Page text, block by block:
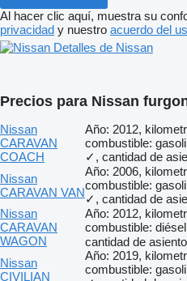
Al hacer clic aquí, muestra su
privacidad y nuestro acuerdo del
Detalles de Nissan
Precios para Nissan
Nissan
CARAVAN
COACH
Año: 2012,
combustible:
✓, cantidad de
Nissan
CARAVAN VAN
Año: 2006,
combustible:
✓, cantidad de
Nissan
CARAVAN
WAGON
Año: 2012,
combustible:
cantidad de
Nissan
CIVILIAN
Año: 2019,
combustible: